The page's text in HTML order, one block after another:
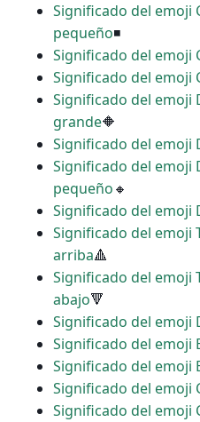
Significado del emoji
pequeño◾
Significado del emoji
Significado del emoji
Significado del emoji
grande🔶
Significado del emoji
Significado del emoji
pequeño🔸
Significado del emoji
Significado del emoji
arriba🔺
Significado del emoji
abajo🔻
Significado del emoji
Significado del emoji
Significado del emoji
Significado del emoji
Significado del emoji